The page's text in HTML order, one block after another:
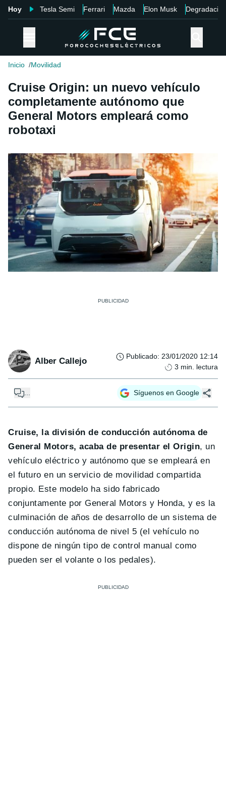
Hoy Tesla Semi Ferrari Mazda Elon Musk Degradación
Inicio Movilidad
Cruise Origin: un nuevo vehículo
completamente autónomo que
General Motors empleará como
robotaxi
Alber Callejo Publicado: 23/01/2020 12:14
3 min. lectura
... Síguenos en Google
Cruise, la división de conducción autónoma de
General Motors, acaba de presentar el Origin, un
vehículo eléctrico y autónomo que se empleará en
el futuro en un servicio de movilidad compartida
propio. Este modelo ha sido fabricado
conjuntamente por General Motors y Honda, y es la
culminación de años de desarrollo de un sistema de
conducción autónoma de nivel 5 (el vehículo no
dispone de ningún tipo de control manual como
pueden ser el volante o los pedales).